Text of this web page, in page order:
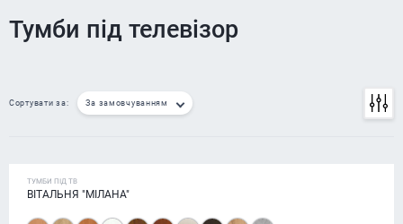
Тумби під телевізор
Сортувати за: За замовчуванням
ТУМБИ ПІД ТВ
ВІТАЛЬНЯ "МІЛАНА"